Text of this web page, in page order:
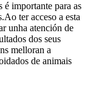
é importante para as
ter acceso a esta
unha atención de
dos seus
melloran a
de animais